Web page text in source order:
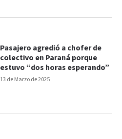
13 de Marzo de 2025
Pasajero agredió a chofer de
colectivo en Paraná porque
estuvo “dos horas esperando”